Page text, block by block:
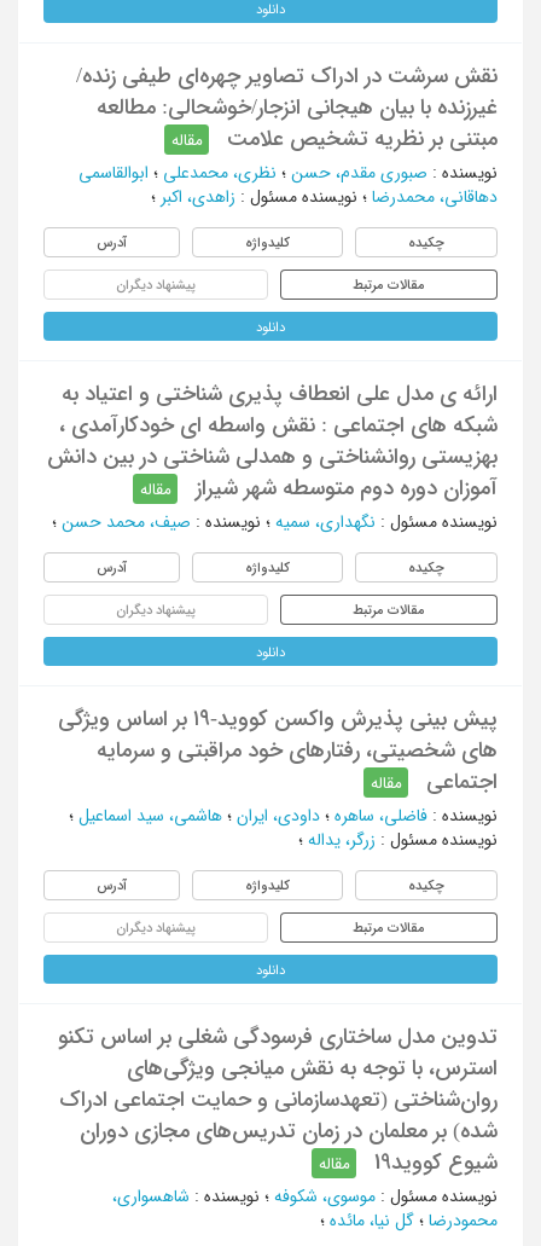
دانلود
نقش سرشت در ادراک تصاویر چهره‌ای طیفی زنده/
غیرزنده با بیان هیجانی انزجار/خوشحالی: مطالعه
مبتنی بر نظریه تشخیص علامت
مقاله
نویسنده : صبوری مقدم، حسن ؛ نظری، محمدعلی ؛ ابوالقاسمی
دهاقانی، محمدرضا ؛ نویسنده مسئول : زاهدی، اکبر ؛
چکیده کلیدواژه آدرس
مقالات مرتبط پیشنهاد دیگران
دانلود
ارائه ی مدل علی انعطاف پذیری شناختی و اعتیاد به
شبکه های اجتماعی : نقش واسطه ای خودکارآمدی ،
بهزیستی روانشناختی و همدلی شناختی در بین دانش
آموزان دوره دوم متوسطه شهر شیراز
مقاله
نویسنده مسئول : نگهداری، سمیه ؛ نویسنده : صیف، محمد حسن ؛
چکیده کلیدواژه آدرس
مقالات مرتبط پیشنهاد دیگران
دانلود
پیش بینی پذیرش واکسن کووید-۱۹ بر اساس ویژگی
های شخصیتی، رفتارهای خود مراقبتی و سرمایه
اجتماعی
مقاله
نویسنده : فاضلی، ساهره ؛ داودی، ایران ؛ هاشمی، سید اسماعیل ؛
نویسنده مسئول : زرگر، یداله ؛
چکیده کلیدواژه آدرس
مقالات مرتبط پیشنهاد دیگران
دانلود
تدوین مدل ساختاری فرسودگی شغلی بر اساس تکنو
استرس، با توجه به نقش میانجی ویژگی‌‏های
روان‌‏شناختی (تعهدسازمانی و حمایت اجتماعی ادراک
شده) بر معلمان در زمان تدریس‌‏های مجازی دوران
شیوع کووید19
مقاله
نویسنده مسئول : موسوی، شکوفه ؛ نویسنده : شاهسواری،
محمودرضا ؛ گل نیا، مائده ؛